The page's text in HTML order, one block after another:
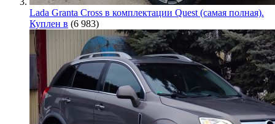
Lada Granta Cross в комплектации Quest (самая полная).
Куплен в (6 983)